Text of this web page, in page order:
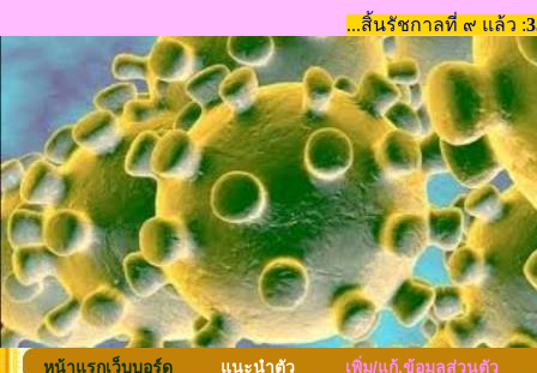
หน้าแรกเว็บบอร์ด แนะนำตัว เพิ่ม/แก้.ข้อมูลส่วนตัว